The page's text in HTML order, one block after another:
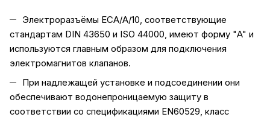
Электроразъёмы ECA/A/10, соответствующие
стандартам DIN 43650 и ISO 44000, имеют форму "A" и
используются главным образом для подключения
электромагнитов клапанов.
При надлежащей установке и подсоединении они
обеспечивают водонепроницаемую защиту в
соответствии со спецификациями EN60529, класс